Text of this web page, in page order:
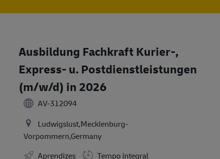
Ausbildung Fachkraft Kurier-,
Express- u. Postdienstleistungen
(m/w/d) in 2026
AV-312094
Ludwigslust,Mecklenburg-
Vorpommern,Germany
Aprendizes
Tempo integral